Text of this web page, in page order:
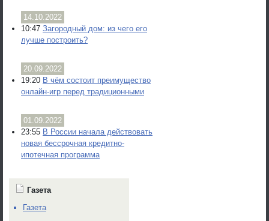
14.10.2022
10:47 Загородный дом: из чего его
лучше построить?
20.09.2022
19:20 В чём состоит преимущество
онлайн-игр перед традиционными
01.09.2022
23:55 В России начала действовать
новая бессрочная кредитно-
ипотечная программа
Газета
Газета